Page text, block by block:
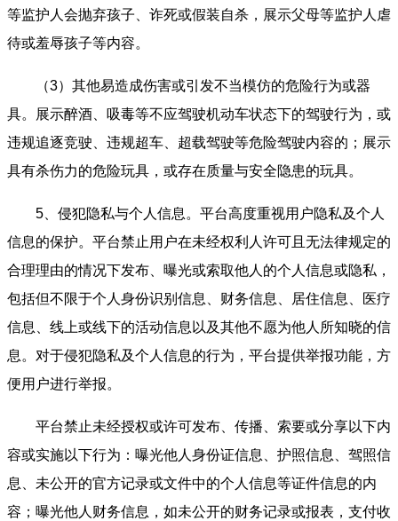
等监护人会抛弃孩子、诈死或假装自杀，展示父母等监护人虐
待或羞辱孩子等内容。
（3）其他易造成伤害或引发不当模仿的危险行为或器
具。展示醉酒、吸毒等不应驾驶机动车状态下的驾驶行为，或
违规追逐竞驶、违规超车、超载驾驶等危险驾驶内容的；展示
具有杀伤力的危险玩具，或存在质量与安全隐患的玩具。
5、侵犯隐私与个人信息。平台高度重视用户隐私及个人
信息的保护。平台禁止用户在未经权利人许可且无法律规定的
合理理由的情况下发布、曝光或索取他人的个人信息或隐私，
包括但不限于个人身份识别信息、财务信息、居住信息、医疗
信息、线上或线下的活动信息以及其他不愿为他人所知晓的信
息。对于侵犯隐私及个人信息的行为，平台提供举报功能，方
便用户进行举报。
平台禁止未经授权或许可发布、传播、索要或分享以下内
容或实施以下行为：曝光他人身份证信息、护照信息、驾照信
息、未公开的官方记录或文件中的个人信息等证件信息的内
容；曝光他人财务信息，如未公开的财务记录或报表，支付收